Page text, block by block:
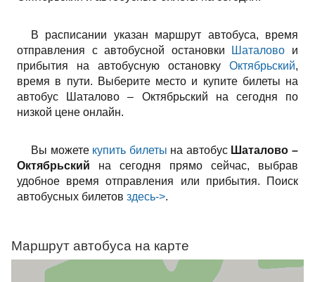
В расписании указан маршрут автобуса, время
отправления с автобусной остановки
Шаталово и
прибытия на автобусную остановку Октябрьский,
время в пути. Выберите место и купите билеты на
автобус Шаталово – Октябрьский на сегодня по
низкой цене онлайн.
Вы можете купить билеты на автобус Шаталово –
Октябрьский на сегодня прямо сейчас, выбрав
удобное время отправления или прибытия. Поиск
автобусных билетов здесь->.
Маршрут автобуса на карте